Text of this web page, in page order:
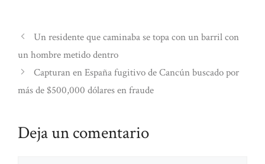
Un residente que caminaba se topa con un barril con
un hombre metido dentro
Capturan en España fugitivo de Cancún buscado por
más de $500,000 dólares en fraude
Deja un comentario